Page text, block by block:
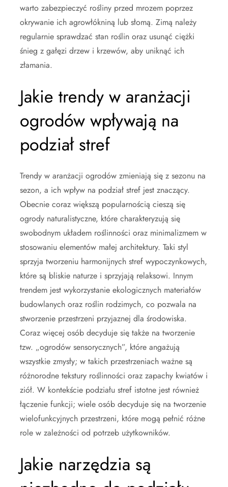
warto zabezpieczyć rośliny przed mrozem poprzez
okrywanie ich agrowłókniną lub słomą. Zimą należy
regularnie sprawdzać stan roślin oraz usunąć ciężki
śnieg z gałęzi drzew i krzewów, aby uniknąć ich
złamania.
Jakie trendy w aranżacji
ogrodów wpływają na
podział stref
Trendy w aranżacji ogrodów zmieniają się z sezonu na
sezon, a ich wpływ na podział stref jest znaczący.
Obecnie coraz większą popularnością cieszą się
ogrody naturalistyczne, które charakteryzują się
swobodnym układem roślinności oraz minimalizmem w
stosowaniu elementów małej architektury. Taki styl
sprzyja tworzeniu harmonijnych stref wypoczynkowych,
które są bliskie naturze i sprzyjają relaksowi. Innym
trendem jest wykorzystanie ekologicznych materiałów
budowlanych oraz roślin rodzimych, co pozwala na
stworzenie przestrzeni przyjaznej dla środowiska.
Coraz więcej osób decyduje się także na tworzenie
tzw. „ogrodów sensorycznych”, które angażują
wszystkie zmysły; w takich przestrzeniach ważne są
różnorodne tekstury roślinności oraz zapachy kwiatów i
ziół. W kontekście podziału stref istotne jest również
łączenie funkcji; wiele osób decyduje się na tworzenie
wielofunkcyjnych przestrzeni, które mogą pełnić różne
role w zależności od potrzeb użytkowników.
Jakie narzędzia są